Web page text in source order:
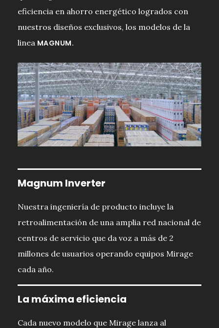
eficiencia en ahorro energético logrados con
nuestros diseños exclusivos, los modelos de la
linea MAGNUM.
Magnum Inverter
Nuestra ingeniería de producto incluye la
retroalimentación de una amplia red nacional de
centros de servicio que da voz a más de 2
millones de usuarios operando equipos Mirage
cada año.
La máxima eficiencia
Cada nuevo modelo que Mirage lanza al